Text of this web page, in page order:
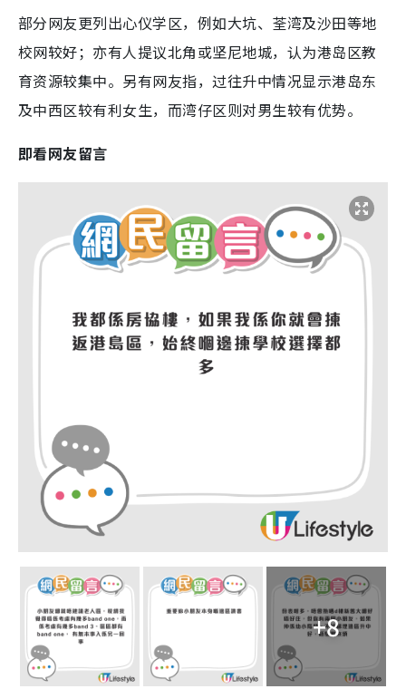
部分网友更列出心仪学区，例如大坑、荃湾及沙田等地
校网较好；亦有人提议北角或坚尼地城，认为港岛区教
育资源较集中。另有网友指，过往升中情况显示港岛东
及中西区较有利女生，而湾仔区则对男生较有优势。
即看网友留言
+8